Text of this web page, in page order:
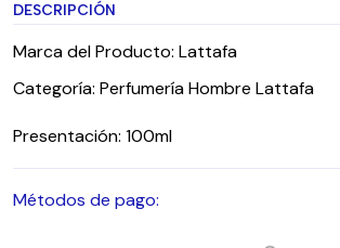
DESCRIPCIÓN
Marca del Producto: Lattafa
Categoría: Perfumería Hombre Lattafa
Presentación: 100ml
Métodos de pago: